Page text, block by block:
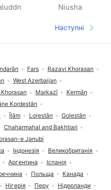
Niusha
Наступна
Наступні
Індонезія
Великобританія
Аргентина
Іспанія
Польща
Канада
Нігерія Перу
Нідерланди
Fars
Razavi Khorasan
West Azerbaijan
Markazī
Kermān
Kordestân
Īlām Lorestân
Golestān
Chaharmahal and Bakhtiari
e Janubi